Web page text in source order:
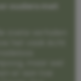
ouders met